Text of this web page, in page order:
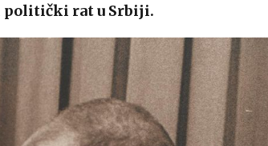
politički rat u Srbiji.